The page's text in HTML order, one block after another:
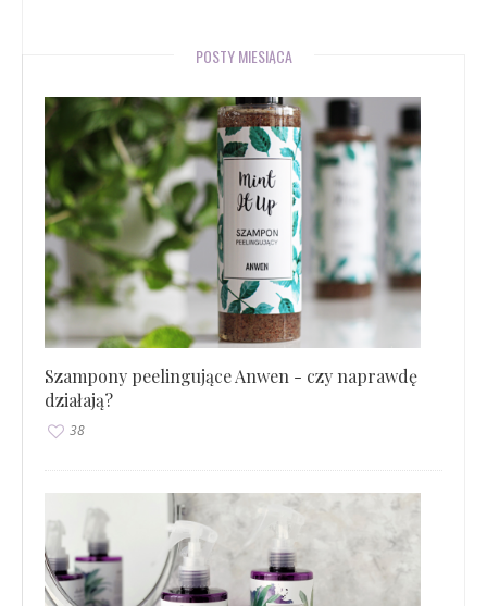
POSTY MIESIĄCA
Szampony peelingujące Anwen - czy naprawdę
działają?
38